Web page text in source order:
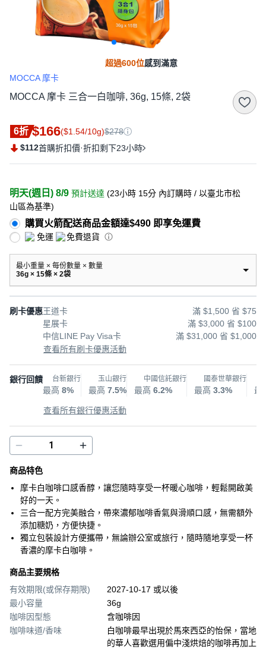
超過600位感到滿意
MOCCA 摩卡
MOCCA 摩卡 三合一白咖啡, 36g, 15條, 2袋
6折 $166($1.54/10g)$278
$112首購折扣價·折扣剩下23小時
明天(週日) 8/9 預計送達 (23小時 15分 內訂購時 / 以臺北市松
山區為基準)
購買火箭配送商品金額達$490 即享免運費
免運 免費退貨
最小重量 × 每份數量 × 數量
36g × 15條 × 2袋
刷卡優惠王道卡
滿 $1,500 省 $75
星展卡
滿 $3,000 省 $100
中信LINE Pay Visa卡
滿 $31,000 省 $1,000
查看所有刷卡優惠活動
銀行回饋 台新銀行
最高 8%
玉山銀行
最高 7.5%
中國信託銀行
最高 6.2%
國泰世華銀行
最高 3.3% 最
查看所有銀行優惠活動
商品特色
摩卡白咖啡口感香醇，讓您隨時享受一杯暖心咖啡，輕鬆開啟美
好的一天。
三合一配方完美融合，帶來濃郁咖啡香氣與滑順口感，無需額外
添加糖奶，方便快捷。
獨立包裝設計方便攜帶，無論辦公室或旅行，隨時隨地享受一杯
香濃的摩卡白咖啡。
商品主要規格
有效期限(或保存期限)
2027-10-17 或以後
最小容量
36g
咖啡因型態
含咖啡因
咖啡味道/香味
白咖啡最早出現於馬來西亞的怡保，當地
的華人喜歡選用偏中淺烘焙的咖啡再加上